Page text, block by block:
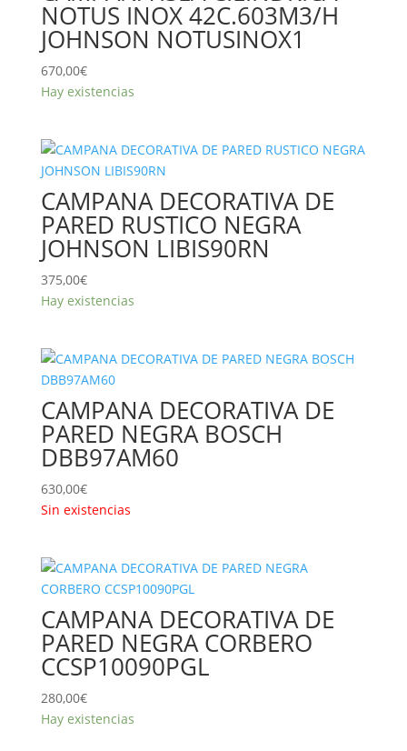
NOTUS INOX 42C.603M3/H
JOHNSON NOTUSINOX1
670,00€
Hay existencias
CAMPANA DECORATIVA DE
PARED RUSTICO NEGRA
JOHNSON LIBIS90RN
375,00€
Hay existencias
CAMPANA DECORATIVA DE
PARED NEGRA BOSCH
DBB97AM60
630,00€
Sin existencias
CAMPANA DECORATIVA DE
PARED NEGRA CORBERO
CCSP10090PGL
280,00€
Hay existencias